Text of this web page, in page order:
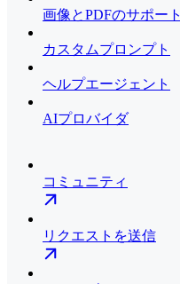
画像とPDFのサポート
カスタムプロンプト
ヘルプエージェント
AIプロバイダ
コミュニティ
リクエストを送信